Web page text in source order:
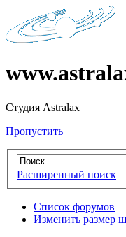
Студия Astralax
Пропустить
Расширенный поиск
Список форумов
Изменить размер